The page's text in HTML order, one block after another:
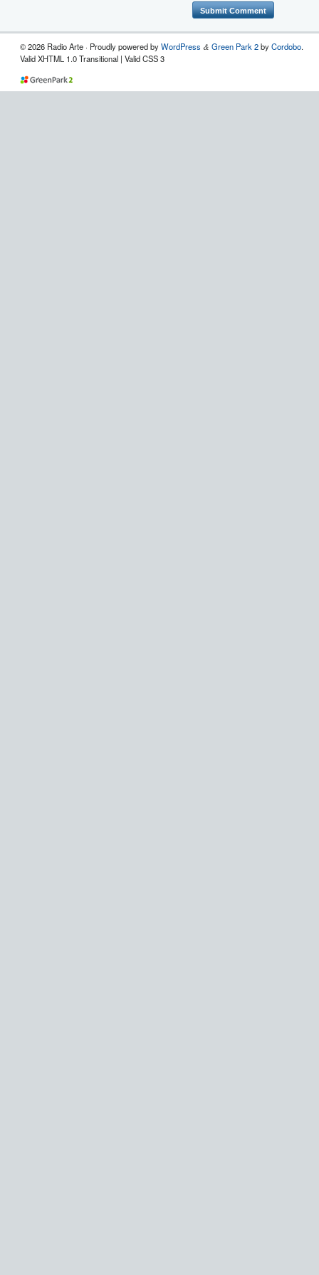
© 2026 Radio Arte · Proudly powered byWordPress & Green Park 2byCordobo.
Valid XHTML 1.0 Transitional | Valid CSS 3